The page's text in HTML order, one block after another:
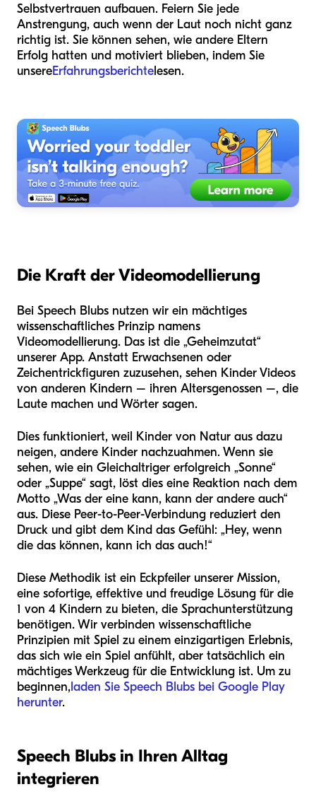
Selbstvertrauen aufbauen. Feiern Sie jede
Anstrengung, auch wenn der Laut noch nicht ganz
richtig ist. Sie können sehen, wie andere Eltern
Erfolg hatten und motiviert blieben, indem Sie
unsereErfahrungsberichtelesen.
Die Kraft der Videomodellierung
Bei Speech Blubs nutzen wir ein mächtiges
wissenschaftliches Prinzip namens
Videomodellierung. Das ist die „Geheimzutat“
unserer App. Anstatt Erwachsenen oder
Zeichentrickfiguren zuzusehen, sehen Kinder Videos
von anderen Kindern – ihren Altersgenossen –, die
Laute machen und Wörter sagen.
Dies funktioniert, weil Kinder von Natur aus dazu
neigen, andere Kinder nachzuahmen. Wenn sie
sehen, wie ein Gleichaltriger erfolgreich „Sonne“
oder „Suppe“ sagt, löst dies eine Reaktion nach dem
Motto „Was der eine kann, kann der andere auch“
aus. Diese Peer-to-Peer-Verbindung reduziert den
Druck und gibt dem Kind das Gefühl: „Hey, wenn
die das können, kann ich das auch!“
Diese Methodik ist ein Eckpfeiler unserer Mission,
eine sofortige, effektive und freudige Lösung für die
1 von 4 Kindern zu bieten, die Sprachunterstützung
benötigen. Wir verbinden wissenschaftliche
Prinzipien mit Spiel zu einem einzigartigen Erlebnis,
das sich wie ein Spiel anfühlt, aber tatsächlich ein
mächtiges Werkzeug für die Entwicklung ist. Um zu
beginnen,laden Sie Speech Blubs bei Google Play
herunter.
Speech Blubs in Ihren Alltag
integrieren